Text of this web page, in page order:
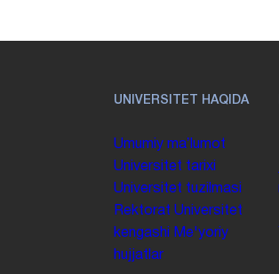
UNIVERSITET HAQIDA
Umumiy maʼlumot
Universitet tarixi
Universitet tuzilmasi
Rektorat Universitet
kengashi
Me'yoriy
hujjatlar